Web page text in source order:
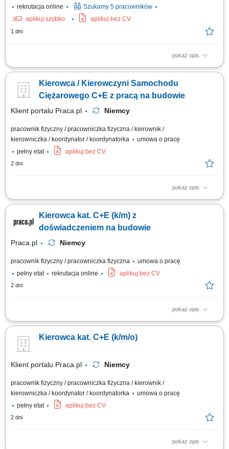
rekrutacja online
Szukamy 5 pracowników
aplikuj szybko
aplikuj bez CV
1 dni
pokaż opis
Zadania Realizowanie przewozów dystrybucyjnych artykułów
naczepami lub przyczepami w wybranym trybie pracy: rotacyjnym 2:1
bądź w pełnym wymiarze godzin. Prowadzenie zestawów drogowych typu
Kierowca / Kierowczyni Samochodu
Ciężarowego C+E z pracą na budowie
Klient portalu Praca.pl Niemcy
pracownik fizyczny / pracowniczka fizyczna / kierownik /
kierowniczka / koordynator / koordynatorka
umowa o pracę
pełny etat
aplikuj bez CV
2 dni
pokaż opis
Bezpieczny transport materiałów budowlanych, ciężkich maszyn oraz
Niemiec. Obsługa powierzonego zestawu ciężarowego oraz dbanie o
prawidłowe zabezpieczenie ładunku przed drogą. Aktywny udział w
Kierowca kat. C+E (k/m) z
doświadczeniem na budowie
Praca.pl Niemcy
pracownik fizyczny / pracowniczka fizyczna
umowa o pracę
pełny etat
rekrutacja online aplikuj bez CV
2 dni
pokaż opis
Opis stanowiska Sprawna obsługa transportowa niemieckich projektów
Współpraca z brygadą na budowie przy operacjach załadunkowych oraz
bieżących pracach terenowych; Optymalne planowanie krótkich tras
Kierowca kat. C+E (k/m/o)
Klient portalu Praca.pl Niemcy
pracownik fizyczny / pracowniczka fizyczna / kierownik /
kierowniczka / koordynator / koordynatorka
umowa o pracę
pełny etat
aplikuj bez CV
2 dni
pokaż opis